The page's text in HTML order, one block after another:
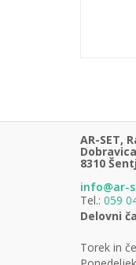
AR-SET,
8310
info@ar-
Tel.: 059
Delovni
Torek in